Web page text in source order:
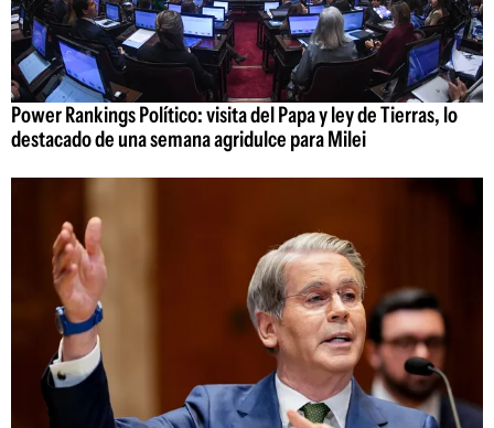
Power Rankings Político: visita del Papa y ley de Tierras, lo
destacado de una semana agridulce para Milei